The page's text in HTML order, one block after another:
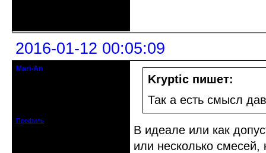
2016-01-12 00:05:09
Mari-An
Профиль
Kryptic пишет:
Так а есть смысл
В идеале или как
или несколько